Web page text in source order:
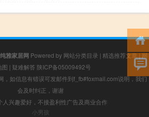
纯雅家居网 Powered by 网站分类目录 | 精选推荐文章|网
图 | 疑难解答 陕ICP备05009492号
，如信息有错误可发邮件到f_fb#foxmail.com说明，我们
会及时纠正，谢谢
人兴趣爱好，不接盈利性广告及商业合作
小男孩